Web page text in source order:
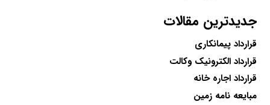
جدیدترین مقالات
قرارداد پیمانکاری
قرارداد الکترونیک وکالت
قرارداد اجاره خانه
مبایعه نامه زمین